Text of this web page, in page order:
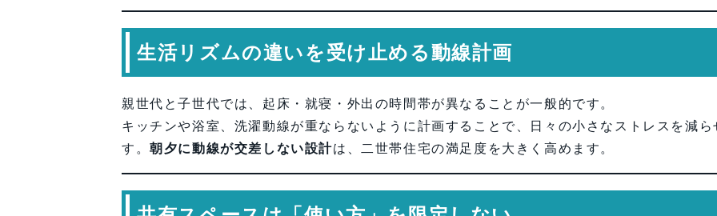
生活リズムの違いを受け止める動線計画
親世代と子世代では、起床・就寝・外出の時間帯が異なることが一般的です。
キッチンや浴室、洗濯動線が重ならないように計画することで、日々の小さなストレスを減ら
す。朝夕に動線が交差しない設計は、二世帯住宅の満足度を大きく高めます。